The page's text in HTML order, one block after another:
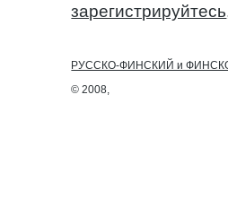
зарегистрируйтесь
РУССКО-ФИНСКИЙ и
© 2008,